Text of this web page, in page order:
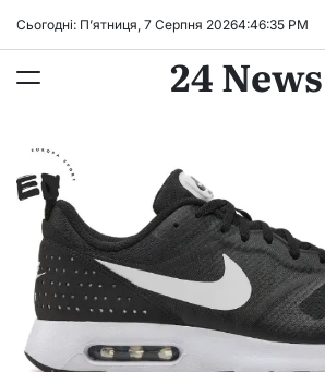
Сьогодні: П’ятниця, 7 Серпня 20264:46:36 PM
24 News